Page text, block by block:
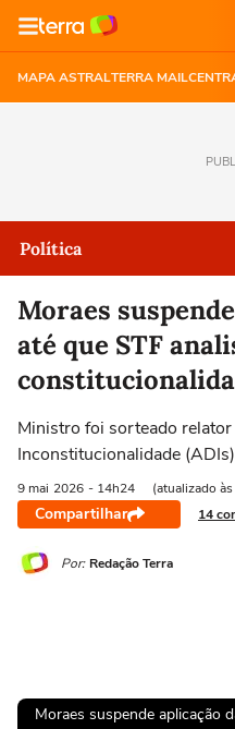
MAPA ASTRALTERRA MAIL
Política
Moraes
até que STF
Ministro foi sorteado
Inconstitucionalidade
9 mai 2026 - 14h24 (atualizado
Compartilhar 14
Por: Redação Terra
Moraes suspende aplicação